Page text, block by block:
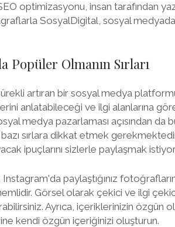
optimizasyonu, insan tarafından
SosyalDigital, sosyal medyada
Popüler Olmanın Sırları
artıran bir sosyal medya
anlatabileceği ve ilgi alanlarına
medya pazarlaması açısından da
sırlara dikkat etmek
ipuçlarını sizlerle paylaşmak
paylaştığınız
Görsel olarak çekici ve ilgi
Ayrıca, içeriklerinizin özgün
kendi özgün içeriğinizi oluşturun.